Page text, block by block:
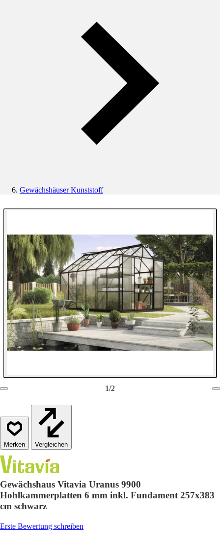
Gewächshäuser Kunststoff
1/2
Vergleichen
Gewächshaus Vitavia Uranus 9900
Hohlkammerplatten 6 mm inkl. Fundament 257x383
cm schwarz
Erste Bewertung schreiben